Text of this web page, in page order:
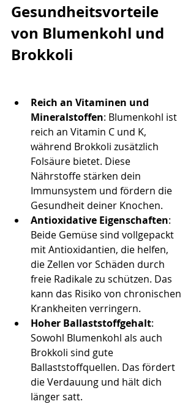
Gesundheitsvorteile
von Blumenkohl und
Brokkoli
Reich an Vitaminen und
Mineralstoffen: Blumenkohl ist
reich an Vitamin C und K,
während Brokkoli zusätzlich
Folsäure bietet. Diese
Nährstoffe stärken dein
Immunsystem und fördern die
Gesundheit deiner Knochen.
Antioxidative Eigenschaften:
Beide Gemüse sind vollgepackt
mit Antioxidantien, die helfen,
die Zellen vor Schäden durch
freie Radikale zu schützen. Das
kann das Risiko von chronischen
Krankheiten verringern.
Hoher Ballaststoffgehalt:
Sowohl Blumenkohl als auch
Brokkoli sind gute
Ballaststoffquellen. Das fördert
die Verdauung und hält dich
länger satt.